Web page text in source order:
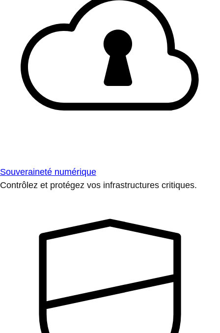
Souveraineté numérique
Contrôlez et protégez vos infrastructures critiques.